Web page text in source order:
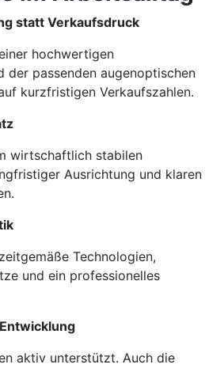
statt Verkaufsdruck
hochwertigen
der passenden augenoptischen
kurzfristigen Verkaufszahlen.
wirtschaftlich stabilen
Ausrichtung und klaren
Technologien,
und ein professionelles
aktiv unterstützt. Auch die